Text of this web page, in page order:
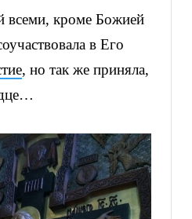
всеми, кроме Божией
в Его
, но так же приняла,